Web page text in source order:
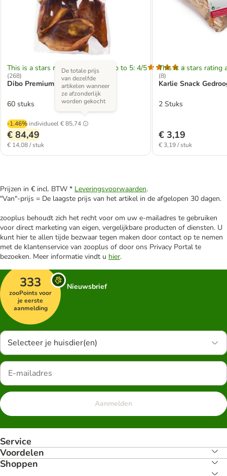
This is a stars rating area from zero to 5: 4/5
(268)
Dibo Premium Varkensoren
60 stuks
-1.46% individueel€ 85,74
De totale prijs
van dezelfde
artikelen wanneer
ze afzonderlijk
worden gekocht
€ 84,49
€ 14,08 / stuk
This is a stars rating
(8)
Karlie Snack
2 Stuks
€ 3,19
€ 3,19 / stuk
Prijzen in € incl. BTW * Leveringsvoorwaarden.
"Van"-prijs = De laagste prijs van het artikel in de afgelopen 30 dagen.
zooplus behoudt zich het recht voor om uw e-mailadres te gebruiken
voor direct marketing van eigen, vergelijkbare producten of diensten. U
kunt hier te allen tijde bezwaar tegen maken door contact op te nemen
met de klantenservice van zooplus of door ons Privacy Portal te
bezoeken. Meer informatie vindt u hier.
333
zooPoints voor
je eerste
aanmelding
Nieuwsbrief
Selecteer je huisdier(en)
Aanmelden
Service
Voordelen
Shoppen